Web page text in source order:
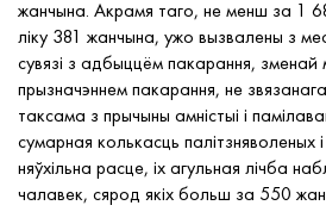
жанчына. Акрамя таго, не менш за 1
ліку 381 жанчына, ужо вызвалены з
сувязі з адбыццём пакарання,
прызначэннем пакарання, не
таксама з прычыны амністыі і
сумарная колькасць палітзняволеных
няўхільна расце, іх агульная лічба
чалавек, сярод якіх больш за 550